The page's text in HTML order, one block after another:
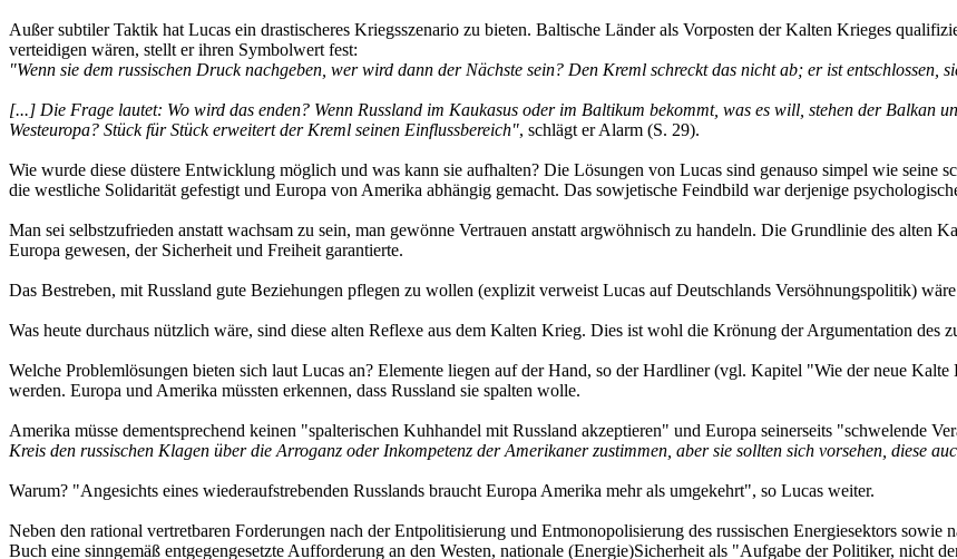
Außer subtiler Taktik hat Lucas ein drastischeres Kriegsszenario zu bieten. Baltische Länder als Vorposten der Kalten Krieges
verteidigen wären, stellt er ihren Symbolwert fest:
"Wenn sie dem russischen Druck nachgeben, wer wird dann der Nächste sein? Den Kreml schreckt das nicht ab; er ist entschlossen,
[...] Die Frage lautet: Wo wird das enden? Wenn Russland im Kaukasus oder im Baltikum bekommt, was es will, stehen der Balkan
Westeuropa? Stück für Stück erweitert der Kreml seinen Einflussbereich", schlägt er Alarm (S. 29).
Wie wurde diese düstere Entwicklung möglich und was kann sie aufhalten? Die Lösungen von Lucas sind genauso simpel wie seine
die westliche Solidarität gefestigt und Europa von Amerika abhängig gemacht. Das sowjetische Feindbild war derjenige
Man sei selbstzufrieden anstatt wachsam zu sein, man gewönne Vertrauen anstatt argwöhnisch zu handeln. Die Grundlinie des alten
Europa gewesen, der Sicherheit und Freiheit garantierte.
Das Bestreben, mit Russland gute Beziehungen pflegen zu wollen (explizit verweist Lucas auf Deutschlands Versöhnungspolitik)
Was heute durchaus nützlich wäre, sind diese alten Reflexe aus dem Kalten Krieg. Dies ist wohl die Krönung der Argumentation des
Welche Problemlösungen bieten sich laut Lucas an? Elemente liegen auf der Hand, so der Hardliner (vgl. Kapitel "Wie der neue
werden. Europa und Amerika müssten erkennen, dass Russland sie spalten wolle.
Amerika müsse dementsprechend keinen "spalterischen Kuhhandel mit Russland akzeptieren" und Europa seinerseits "schwelende
Kreis den russischen Klagen über die Arroganz oder Inkompetenz der Amerikaner zustimmen, aber sie sollten sich vorsehen, diese
Warum? "Angesichts eines wiederaufstrebenden Russlands braucht Europa Amerika mehr als umgekehrt", so Lucas weiter.
Neben den rational vertretbaren Forderungen nach der Entpolitisierung und Entmonopolisierung des russischen Energiesektors
Buch eine sinngemäß entgegengesetzte Aufforderung an den Westen, nationale (Energie)Sicherheit als "Aufgabe der Politiker, nicht